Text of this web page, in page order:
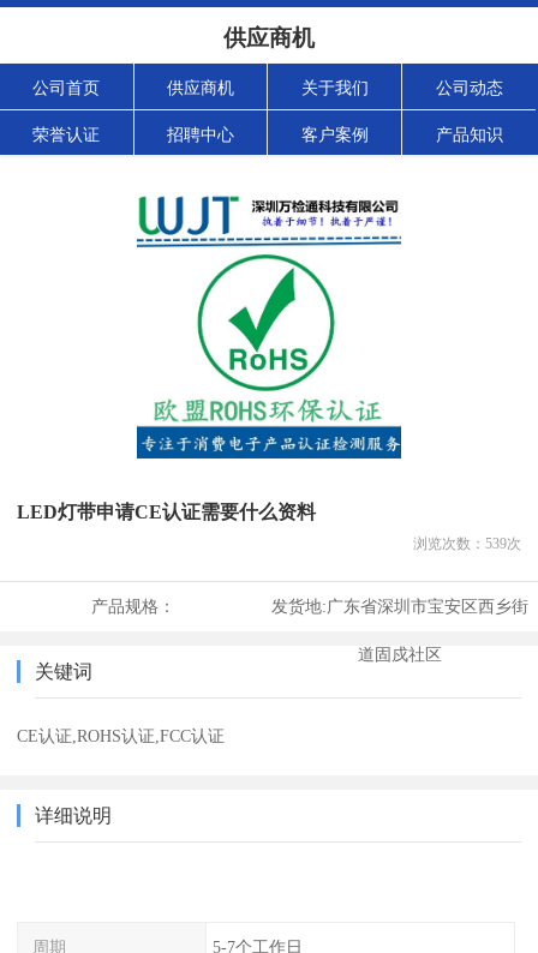
供应商机
公司首页 供应商机 关于我们 公司动态
荣誉认证 招聘中心 客户案例 产品知识
LED灯带申请CE认证需要什么资料
浏览次数： 539次
产品规格： 发货地:广东省深圳市宝安区西乡街
道固戍社区
关键词
CE认证,ROHS认证,FCC认证
详细说明
周期 5-7个工作日